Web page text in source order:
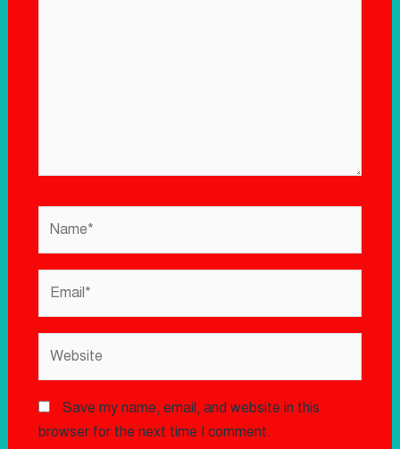
Save my name, email, and website in this
browser for the next time I comment.